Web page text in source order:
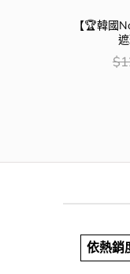
【🏆韓國
價
錢：
$
依熱銷